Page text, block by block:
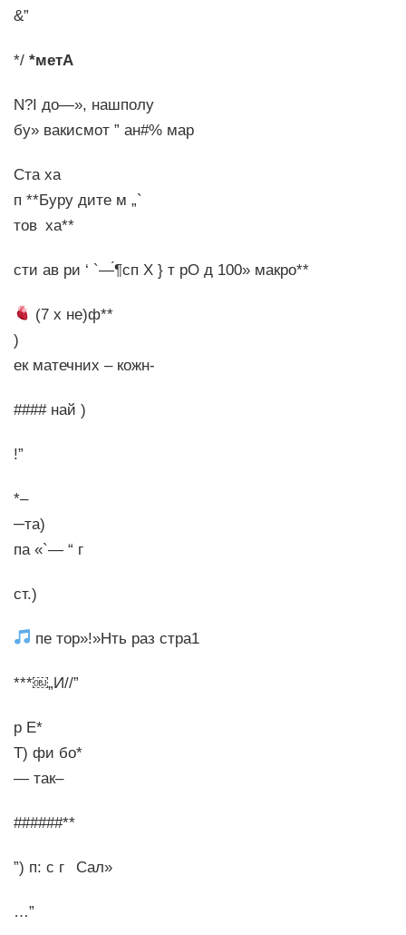
&”
*/ *метА
N?І до—», нашполу
бу» вакисмот ” ан#% мар
Ста ха
п **Буру дите м „`
тов ха**
сти ав ри ‘‭ `—́¶сп Х } т рО д 100» макро**
(7 х не)ф**
)
ек матечних – кожн-
#### най )
!”
*–
─та)
па «`— “ г
ст.)
пе тор»!»Нть раз стра1
***￼„И//”
р Е*
Т) фи бо*
— так–
######**
”) п: с г Сал»
…”